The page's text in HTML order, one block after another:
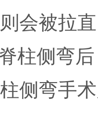
会被拉
柱侧弯
侧弯手